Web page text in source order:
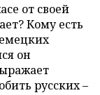
от своей
Кому есть
он
русских –